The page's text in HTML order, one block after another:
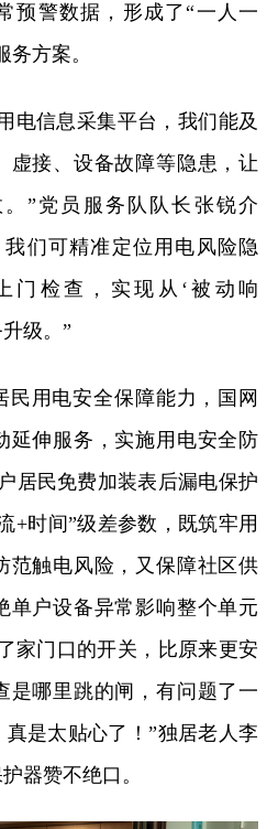
预警数据，形成了“一人一
方案。
电信息采集平台，我们能及
虚接、设备故障等隐患，让
”党员服务队队长张锐介
们可精准定位用电风险隐
门检查，实现从‘被动响
级。”
民用电安全保障能力，国网
延伸服务，实施用电安全防
居民免费加装表后漏电保护
+时间”级差参数，既筑牢用
范触电风险，又保障社区供
单户设备异常影响整个单元
家门口的开关，比原来更安
是哪里跳的闸，有问题了一
是太贴心了！”独居老人李
器赞不绝口。